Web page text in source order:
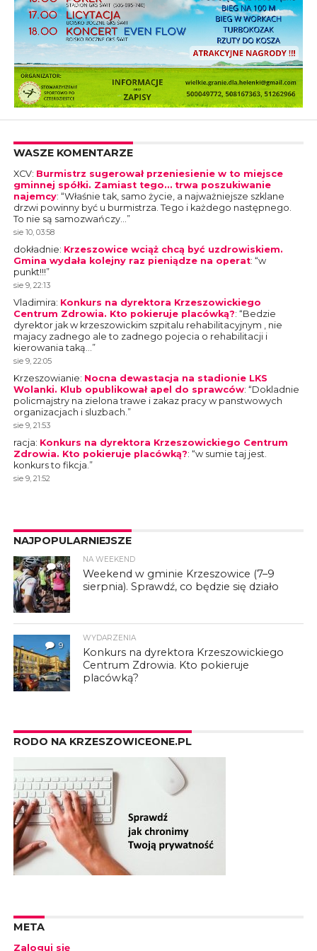
WASZE KOMENTARZE
XCV: Burmistrz sugerował przeniesienie w to miejsce
gminnej spółki. Zamiast tego… trwa poszukiwanie
najemcy: “Właśnie tak, samo życie, a najważniejsze szklane
drzwi powinny być u burmistrza. Tego i każdego następnego.
To nie są samozwańczy… ”
sie 10, 03:58
dokładnie: Krzeszowice wciąż chcą być uzdrowiskiem.
Gmina wydała kolejny raz pieniądze na operat: “w
punkt!!!”
sie 9, 22:13
Vladimira: Konkurs na dyrektora Krzeszowickiego
Centrum Zdrowia. Kto pokieruje placówką?: “Bedzie
dyrektor jak w krzeszowickim szpitalu rehabilitacyjnym , nie
majacy zadnego ale to zadnego pojecia o rehabilitacji i
kierowania taką… ”
sie 9, 22:05
Krzeszowianie: Nocna dewastacja na stadionie LKS
Wolanki. Klub opublikował apel do sprawców: “Dokladnie
policmajstry na zielona trawe i zakaz pracy w panstwowych
organizacjach i sluzbach. ”
sie 9, 21:53
racja: Konkurs na dyrektora Krzeszowickiego Centrum
Zdrowia. Kto pokieruje placówką?: “w sumie taj jest.
konkurs to fikcja. ”
sie 9, 21:52
NAJPOPULARNIEJSZE
1
NA WEEKEND
Weekend w gminie Krzeszowice (7–9
sierpnia). Sprawdź, co będzie się działo
9
WYDARZENIA
Konkurs na dyrektora Krzeszowickiego
Centrum Zdrowia. Kto pokieruje
placówką?
RODO NA KRZESZOWICEONE.PL
META
Zaloguj się